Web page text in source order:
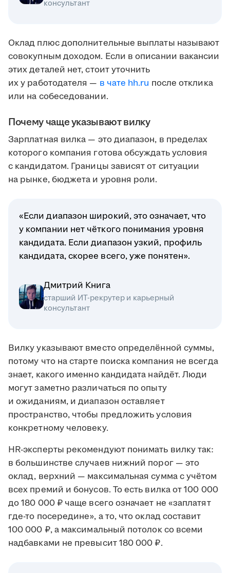
консультант
Оклад плюс дополнительные выплаты называют
совокупным доходом. Если в описании вакансии
этих деталей нет, стоит уточнить
их у работодателя — в чате hh.ru после отклика
или на собеседовании.
Почему чаще указывают вилку
Зарплатная вилка — это диапазон, в пределах
которого компания готова обсуждать условия
с кандидатом. Границы зависят от ситуации
на рынке, бюджета и уровня роли.
«Если диапазон широкий, это означает, что
у компании нет чёткого понимания уровня
кандидата. Если диапазон узкий, профиль
кандидата, скорее всего, уже понятен».
Дмитрий Книга
старший ИТ-рекрутер и карьерный
консультант
Вилку указывают вместо определённой суммы,
потому что на старте поиска компания не всегда
знает, какого именно кандидата найдёт. Люди
могут заметно различаться по опыту
и ожиданиям, и диапазон оставляет
пространство, чтобы предложить условия
конкретному человеку.
HR-эксперты рекомендуют понимать вилку так:
в большинстве случаев нижний порог — это
оклад, верхний — максимальная сумма с учётом
всех премий и бонусов. То есть вилка от 100 000
до 180 000 ₽ чаще всего означает не «заплатят
где-то посередине», а то, что оклад составит
100 000 ₽, а максимальный потолок со всеми
надбавками не превысит 180 000 ₽.